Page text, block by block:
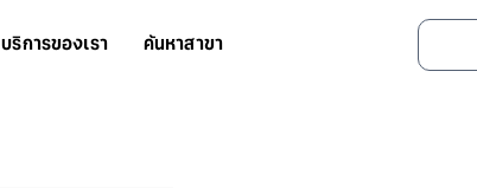
บริการของเรา ค้นหาสาขา